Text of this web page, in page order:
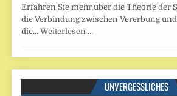
Erfahren Sie mehr über die Theorie der
die Verbindung zwischen Vererbung
die…Weiterlesen …
UNVERGESSLICHES